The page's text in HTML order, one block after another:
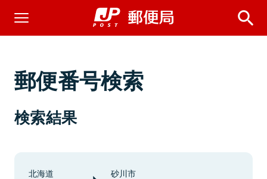
郵便番号検索
検索結果
北海道 砂川市